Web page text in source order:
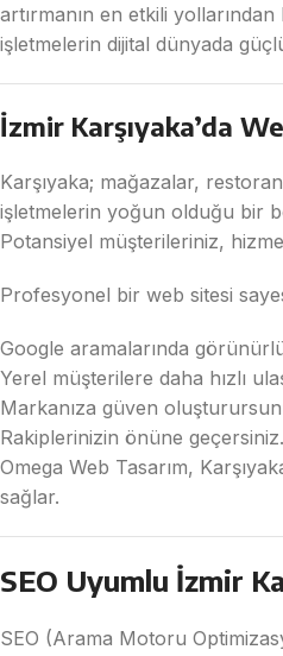
artırmanın en etkili yollarından
işletmelerin dijital dünyada
İzmir Karşıyaka’da
Karşıyaka; mağazalar,
işletmelerin yoğun olduğu bir
Potansiyel müşterileriniz,
Profesyonel bir web sitesi
Google aramalarında
Yerel müşterilere daha hızlı
Markanıza güven
Rakiplerinizin önüne geçersiniz.
Omega Web Tasarım,
sağlar.
SEO Uyumlu İzmir
SEO (Arama Motoru